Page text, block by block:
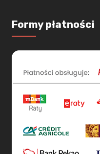
Formy płatności